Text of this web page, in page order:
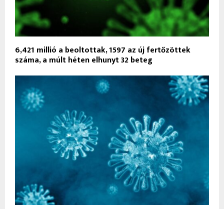
6,421 millió a beoltottak, 1597 az új fertőzöttek
száma, a múlt héten elhunyt 32 beteg